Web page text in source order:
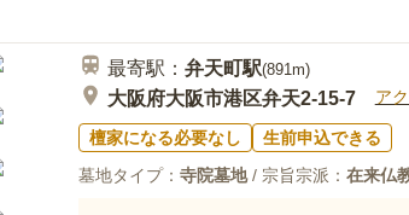
最寄駅： 弁天町駅(891m)
大阪府大阪市港区弁天2-15-7 ア
檀家になる必要なし
生前申込できる
墓地タイプ： 寺院墓地/ 宗旨宗派： 在来仏